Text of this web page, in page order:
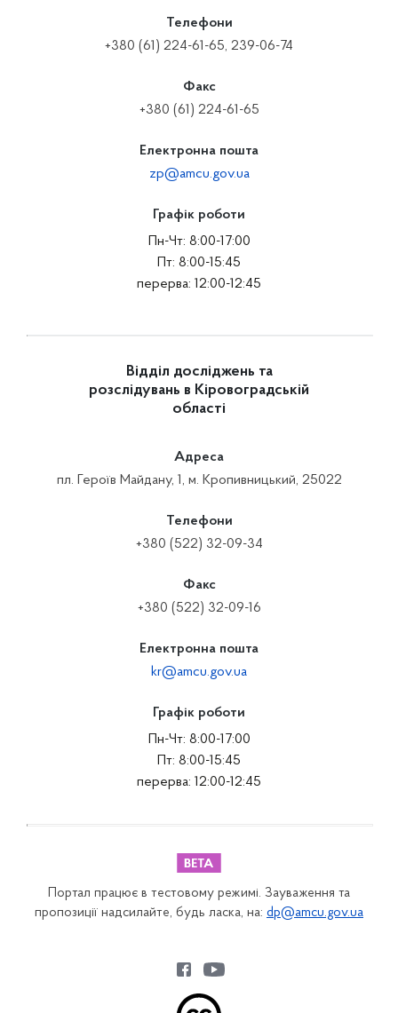
Телефони
+380 (61) 224-61-65, 239-06-74
Факс
+380 (61) 224-61-65
Електронна пошта
zp@amcu.gov.ua
Графік роботи
Пн-Чт: 8:00-17:00
Пт: 8:00-15:45
перерва: 12:00-12:45
Відділ досліджень та
розслідувань в Кіровоградській
області
Адреса
пл. Героїв Майдану, 1, м. Кропивницький, 25022
Телефони
+380 (522) 32-09-34
Факс
+380 (522) 32-09-16
Електронна пошта
kr@amcu.gov.ua
Графік роботи
Пн-Чт: 8:00-17:00
Пт: 8:00-15:45
перерва: 12:00-12:45
Портал працює в тестовому режимі. Зауваження та
пропозиції надсилайте, будь ласка, на: dp@amcu.gov.ua